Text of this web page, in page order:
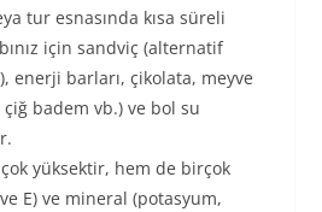
tur esnasında kısa süreli
için sandviç (alternatif
enerji barları, çikolata, meyve
badem vb.) ve bol su
yüksektir, hem de birçok
E) ve mineral (potasyum,